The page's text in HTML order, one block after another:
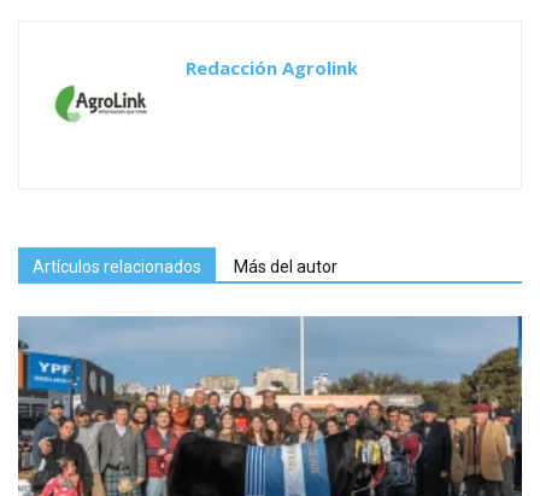
Redacción Agrolink
Artículos relacionados Más del autor